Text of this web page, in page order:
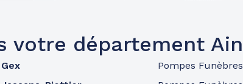
votre département Ain
Gex
Pompes Funèbres